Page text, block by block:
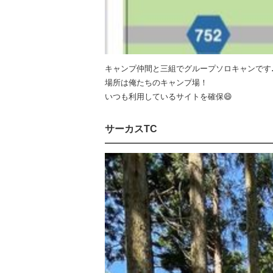
キャンプ仲間と三組でグループソロキャンです
場所は俺たちのキャンプ場！
いつも利用しているサイトを確保😄
サーカスTC